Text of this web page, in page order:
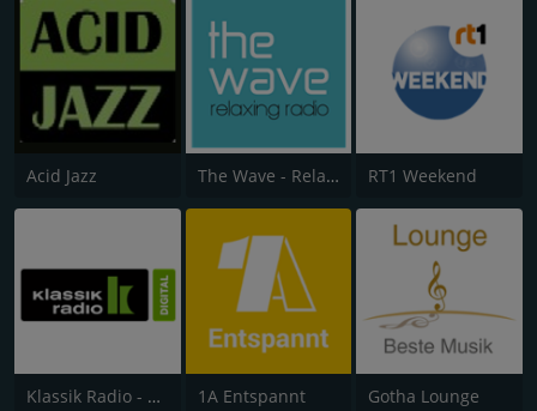
Acid Jazz The Wave - Relaxing radio RT1 Weekend
Klassik Radio - Smooth 1A Entspannt Gotha Lounge